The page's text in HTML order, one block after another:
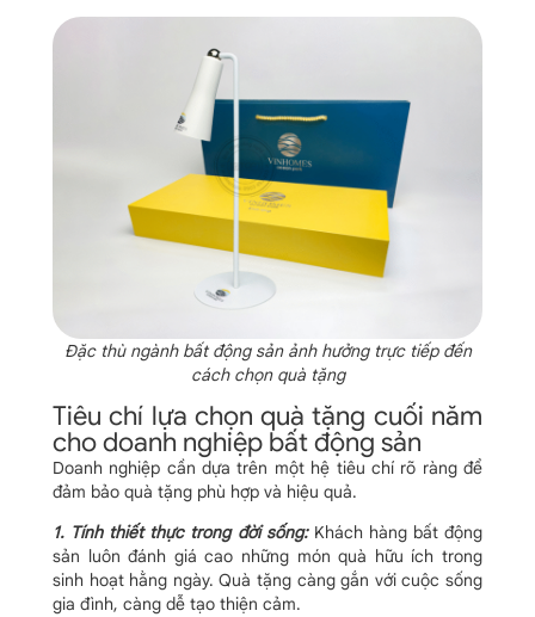
Đặc thù ngành bất động sản ảnh hưởng trực tiếp đến
cách chọn quà tặng
Tiêu chí lựa chọn quà tặng cuối năm
cho doanh nghiệp bất động sản
Doanh nghiệp cần dựa trên một hệ tiêu chí rõ ràng để
đảm bảo quà tặng phù hợp và hiệu quả.
1. Tính thiết thực trong đời sống: Khách hàng bất động
sản luôn đánh giá cao những món quà hữu ích trong
sinh hoạt hằng ngày. Quà tặng càng gắn với cuộc sống
gia đình, càng dễ tạo thiện cảm.